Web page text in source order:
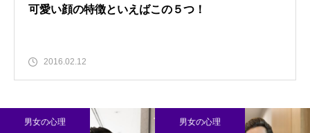
可愛い顔の特徴といえばこの５つ！
2016.02.12
男女の心理 男女の心理